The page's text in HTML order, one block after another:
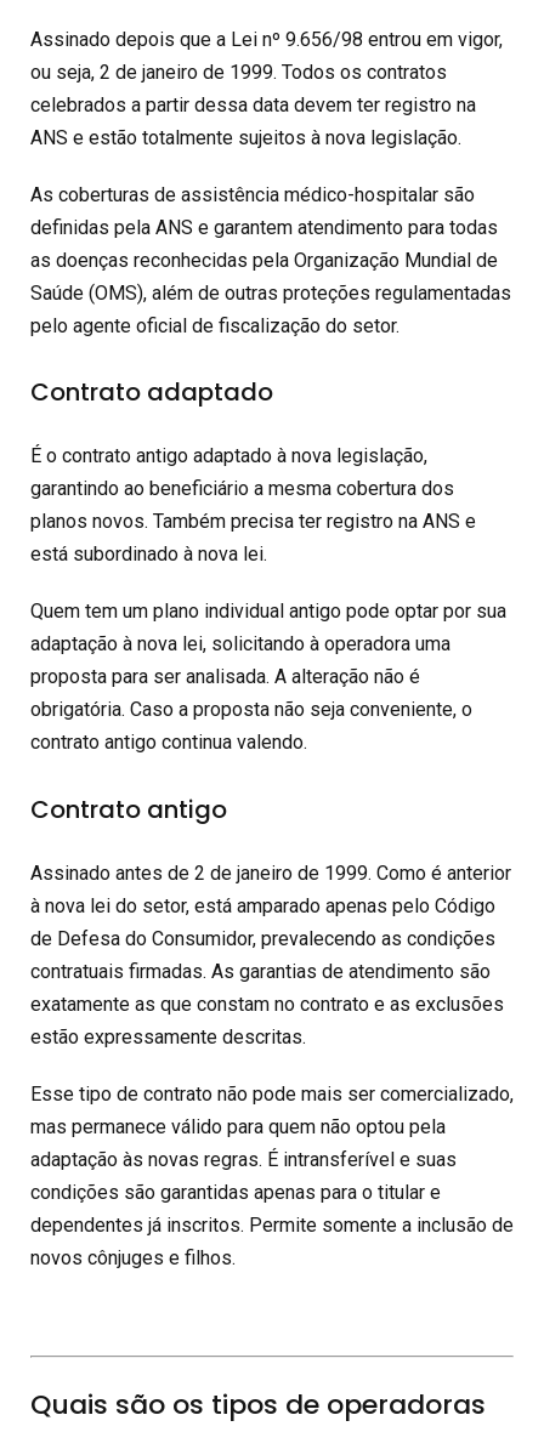
Assinado depois que a Lei nº 9.656/98 entrou em vigor,
ou seja, 2 de janeiro de 1999. Todos os contratos
celebrados a partir dessa data devem ter registro na
ANS e estão totalmente sujeitos à nova legislação.
As coberturas de assistência médico-hospitalar são
definidas pela ANS e garantem atendimento para todas
as doenças reconhecidas pela Organização Mundial de
Saúde (OMS), além de outras proteções regulamentadas
pelo agente oficial de fiscalização do setor.
Contrato adaptado
É o contrato antigo adaptado à nova legislação,
garantindo ao beneficiário a mesma cobertura dos
planos novos. Também precisa ter registro na ANS e
está subordinado à nova lei.
Quem tem um plano individual antigo pode optar por sua
adaptação à nova lei, solicitando à operadora uma
proposta para ser analisada. A alteração não é
obrigatória. Caso a proposta não seja conveniente, o
contrato antigo continua valendo.
Contrato antigo
Assinado antes de 2 de janeiro de 1999. Como é anterior
à nova lei do setor, está amparado apenas pelo Código
de Defesa do Consumidor, prevalecendo as condições
contratuais firmadas. As garantias de atendimento são
exatamente as que constam no contrato e as exclusões
estão expressamente descritas.
Esse tipo de contrato não pode mais ser comercializado,
mas permanece válido para quem não optou pela
adaptação às novas regras. É intransferível e suas
condições são garantidas apenas para o titular e
dependentes já inscritos. Permite somente a inclusão de
novos cônjuges e filhos.
Quais são os tipos de operadoras